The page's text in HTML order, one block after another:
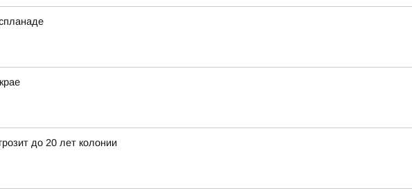
до 20 лет колонии